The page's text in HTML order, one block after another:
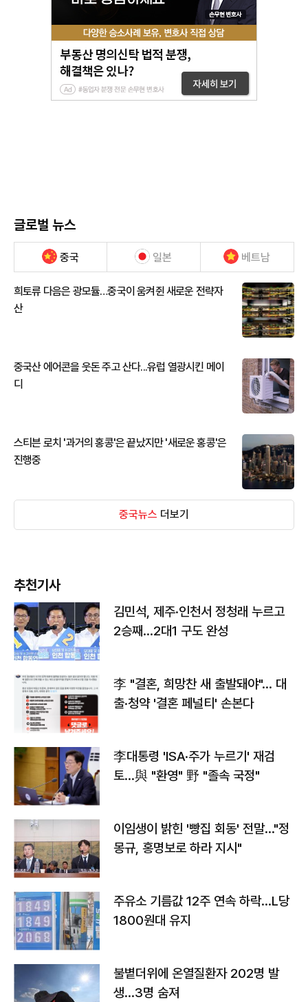
글로벌 뉴스
중국 일본 베트남
희토류 다음은 광모듈…중국이 움켜쥔 새로운 전략자
산
중국산 에어콘을 웃돈 주고 산다...유럽 열광시킨 메이
디
스티븐 로치 '과거의 홍콩'은 끝났지만 '새로운 홍콩'은
진행중
중국뉴스 더보기
추천기사
김민석, 제주·인천서 정청래 누르고
2승째…2대1 구도 완성
李 "결혼, 희망찬 새 출발돼야"… 대
출·청약 '결혼 페널티' 손본다
李대통령 'ISA·주가 누르기' 재검
토…與 "환영" 野 "졸속 국정"
이임생이 밝힌 '빵집 회동' 전말…"정
몽규, 홍명보로 하라 지시"
주유소 기름값 12주 연속 하락…L당
1800원대 유지
불볕더위에 온열질환자 202명 발
생…3명 숨져